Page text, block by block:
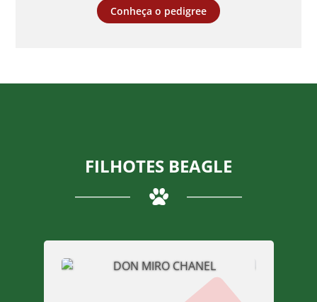
Conheça o pedigree
FILHOTES BEAGLE